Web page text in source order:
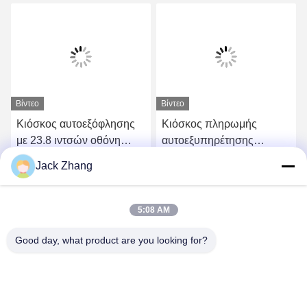
Βίντεο
Κιόσκος αυτοεξόφλησης
με 23.8 ιντσών οθόνη
αφής εκτυπωτής για
λιανικό εμπόριο
Πάρτε την καλύτερη τιμή
Βίντεο
Κιόσκος πληρωμής
αυτοεξυπηρέτησης
Κίοντρο παραγγελίας
Jack Zhang
5:08 AM
Good day, what product are you looking for?